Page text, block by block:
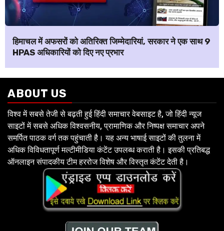
हिमाचल में अफसरों को अतिरिक्त जिम्मेदारियां, सरकार ने एक साथ 9
HPAS अधिकारियों को दिए नए प्रभार
ABOUT US
विश्व में सबसे तेजी से बढ़ती हुई हिंदी समाचार वेबसाइट है, जो हिंदी न्यूज
साइटों में सबसे अधिक विश्वसनीय, प्रामाणिक और निष्पक्ष समाचार अपने
समर्पित पाठक वर्ग तक पहुंचाती है। यह अन्य भाषाई साइटों की तुलना में
अधिक विविधतापूर्ण मल्टीमीडिया कंटेंट उपलब्ध कराती है। इसकी प्रतिबद्ध
ऑनलाइन संपादकीय टीम हररोज विशेष और विस्तृत कंटेंट देती है।